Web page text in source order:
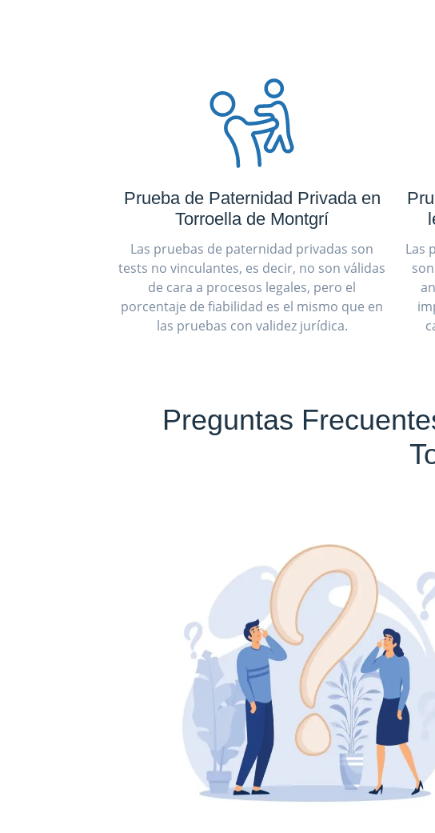
Prueba de Paternidad Privada en
Torroella de Montgrí
Las pruebas de paternidad privadas son
tests no vinculantes, es decir, no son válidas
de cara a procesos legales, pero el
porcentaje de fiabilidad es el mismo que en
las pruebas con validez jurídica.
Las
Preguntas